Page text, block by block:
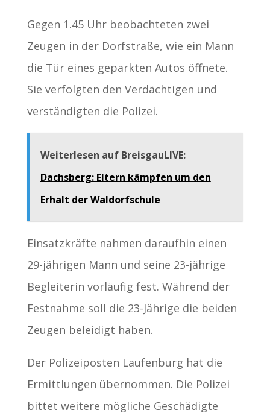
Gegen 1.45 Uhr beobachteten zwei
Zeugen in der Dorfstraße, wie ein Mann
die Tür eines geparkten Autos öffnete.
Sie verfolgten den Verdächtigen und
verständigten die Polizei.
Weiterlesen auf BreisgauLIVE:
Dachsberg: Eltern kämpfen um den
Erhalt der Waldorfschule
Einsatzkräfte nahmen daraufhin einen
29-jährigen Mann und seine 23-jährige
Begleiterin vorläufig fest. Während der
Festnahme soll die 23-Jährige die beiden
Zeugen beleidigt haben.
Der Polizeiposten Laufenburg hat die
Ermittlungen übernommen. Die Polizei
bittet weitere mögliche Geschädigte